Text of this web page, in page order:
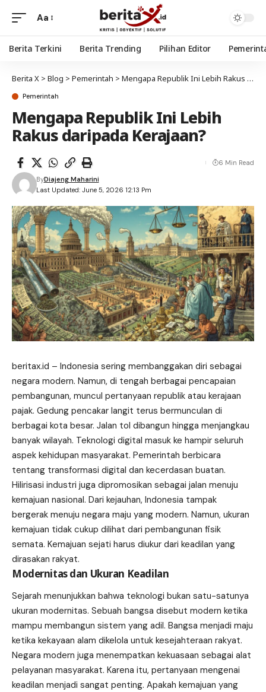
Aa
Berita Terkini Berita Trending Pilihan Editor
Berita X > Blog > Pemerintah > Mengapa Republik Ini Lebih Rakus daripada Kerajaan?
Pemerintah
Mengapa Republik Ini Lebih
Rakus daripada Kerajaan?
Last Updated: June 5, 2026 12:13 Pm
ByDiajeng Maharini
6 Min Read
beritax.id – Indonesia sering membanggakan diri sebagai
negara modern. Namun, di tengah berbagai pencapaian
pembangunan, muncul pertanyaan republik atau kerajaan
pajak. Gedung pencakar langit terus bermunculan di
berbagai kota besar. Jalan tol dibangun hingga menjangkau
banyak wilayah. Teknologi digital masuk ke hampir seluruh
aspek kehidupan masyarakat. Pemerintah berbicara
tentang transformasi digital dan kecerdasan buatan.
Hilirisasi industri juga dipromosikan sebagai jalan menuju
kemajuan nasional. Dari kejauhan, Indonesia tampak
bergerak menuju negara maju yang modern. Namun, ukuran
kemajuan tidak cukup dilihat dari pembangunan fisik
semata. Kemajuan sejati harus diukur dari keadilan yang
dirasakan rakyat.
Modernitas dan Ukuran Keadilan
Sejarah menunjukkan bahwa teknologi bukan satu-satunya
ukuran modernitas. Sebuah bangsa disebut modern ketika
mampu membangun sistem yang adil. Bangsa menjadi maju
ketika kekayaan alam dikelola untuk kesejahteraan rakyat.
Negara modern juga menempatkan kekuasaan sebagai alat
pelayanan masyarakat. Karena itu, pertanyaan mengenai
keadilan menjadi sangat penting. Apakah kemajuan yang